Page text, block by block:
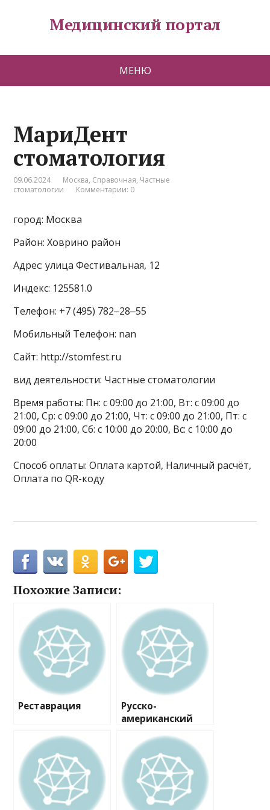
Медицинский портал
МЕНЮ
МариДент
стоматология
09.06.2024 Москва, Справочная, Частные
стоматологии
Комментарии: 0
город: Москва
Район: Ховрино район
Адрес: улица Фестивальная, 12
Индекс: 125581.0
Телефон: +7 (495) 782‒28‒55
Мобильный Телефон: nan
Сайт: http://stomfest.ru
вид деятельности: Частные стоматологии
Время работы: Пн: с 09:00 до 21:00, Вт: с 09:00 до
21:00, Ср: с 09:00 до 21:00, Чт: с 09:00 до 21:00, Пт: с
09:00 до 21:00, Сб: с 10:00 до 20:00, Вс: с 10:00 до
20:00
Способ оплаты: Оплата картой, Наличный расчёт,
Оплата по QR-коду
Похожие Записи:
Реставрация
Русско-
американский
ий центр
корпорация